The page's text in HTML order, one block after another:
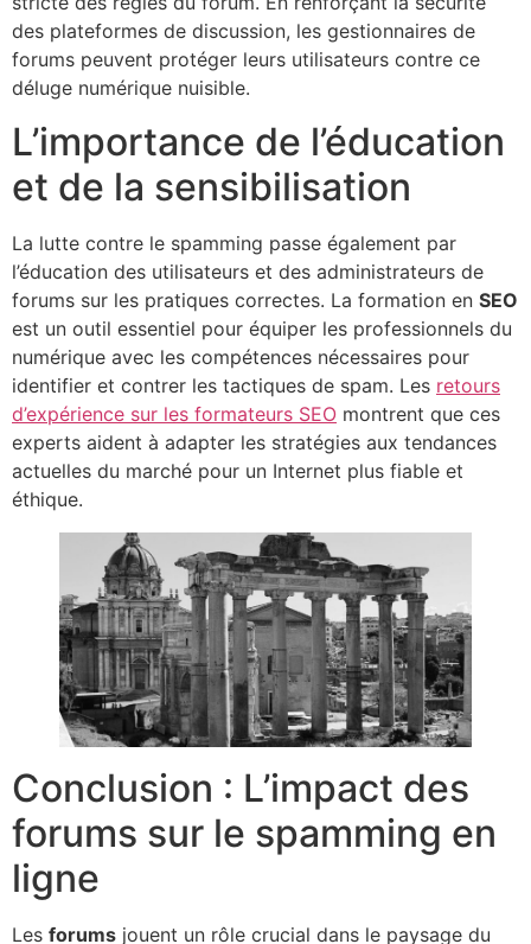
des plateformes de discussion, les gestionnaires de
forums peuvent protéger leurs utilisateurs contre ce
déluge numérique nuisible.
L’importance de l’éducation
et de la sensibilisation
La lutte contre le spamming passe également par
l’éducation des utilisateurs et des administrateurs de
forums sur les pratiques correctes. La formation en SEO
est un outil essentiel pour équiper les professionnels du
numérique avec les compétences nécessaires pour
identifier et contrer les tactiques de spam. Les retours
d’expérience sur les formateurs SEO montrent que ces
experts aident à adapter les stratégies aux tendances
actuelles du marché pour un Internet plus fiable et
éthique.
Conclusion : L’impact des
forums sur le spamming en
ligne
Les forums jouent un rôle crucial dans le paysage du